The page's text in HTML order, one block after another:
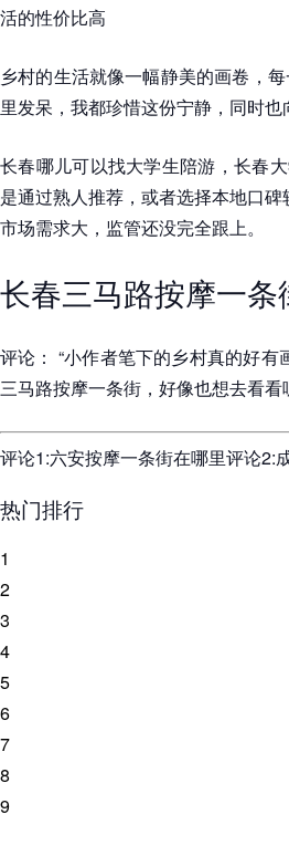
活的性价比高
乡村的生活就像一幅静美的画卷，
里发呆，我都珍惜这份宁静，同时也
长春哪儿可以找大学生陪游，长春
是通过熟人推荐，或者选择本地口
市场需求大，监管还没完全跟上。
长春三马路按摩一条
评论： “小作者笔下的乡村真的好有
三马路按摩一条街，好像也想去看看
评论1:六安按摩一条街在哪里评论2:
热门排行
1
2
3
4
5
6
7
8
9